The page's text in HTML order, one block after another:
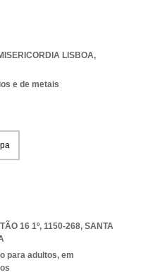
LISBOA,
e de metais
16 1º, 1150-268, SANTA
para adultos, em